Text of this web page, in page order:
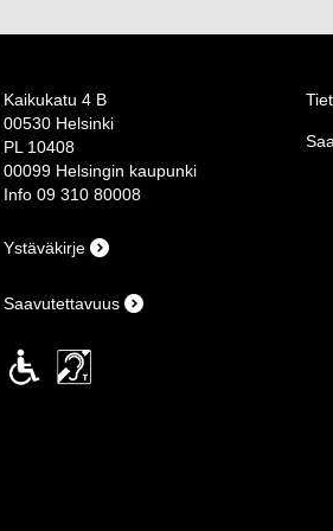
Kaikukatu 4 B
00530 Helsinki
PL 10408
00099 Helsingin kaupunki
Info 09 310 80008
Ystäväkirje
Saavutettavuus